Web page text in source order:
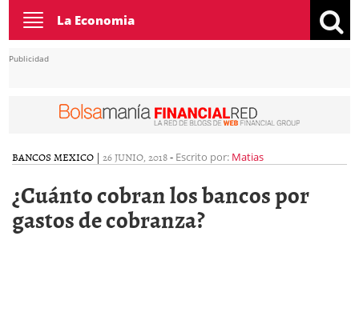
Toggle
navigation
La Economia
Publicidad
BANCOS MEXICO | 26 JUNIO, 2018- Escrito por: Matias
¿Cuánto cobran los bancos por
gastos de cobranza?